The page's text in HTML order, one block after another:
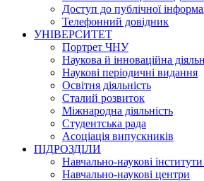
Доступ до публічної
Телефонний довідник
УНІВЕРСИТЕТ
Портрет ЧНУ
Наукова й інноваційна
Наукові періодичні видання
Освітня діяльність
Сталий розвиток
Міжнародна діяльність
Студентська рада
Асоціація випускників
ПІДРОЗДІЛИ
Навчально-наукові
Навчально-наукові центри